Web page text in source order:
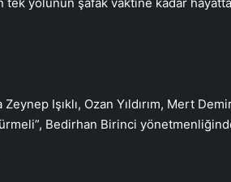
Işıklı, Ozan Yıldırım, Mert
Bedirhan Birinci